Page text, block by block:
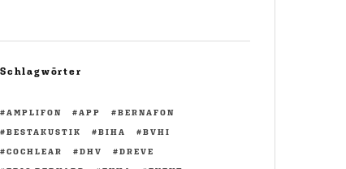
Schlagwörter
AMPLIFON APP
BERNAFON
BESTAKUSTIK
BIHA
BVHI
COCHLEAR
DHV
DREVE